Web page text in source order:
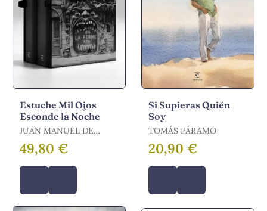
Estuche Mil Ojos
Esconde la Noche
JUAN MANUEL DE
PRADA
49,80 €
Si Supieras Quién
Soy
TOMÁS PÁRAMO
20,90 €